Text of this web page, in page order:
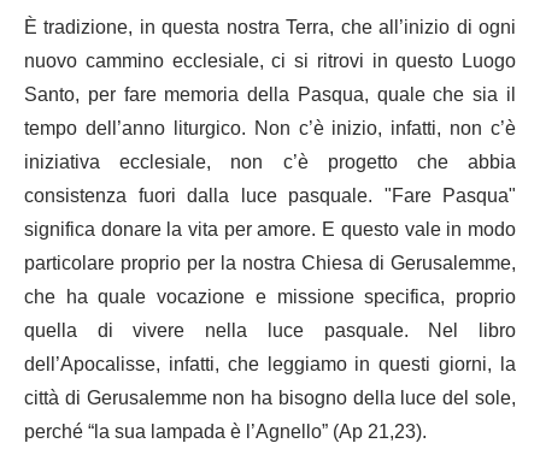
È tradizione, in questa nostra Terra, che all’inizio di ogni
nuovo cammino ecclesiale, ci si ritrovi in questo Luogo
Santo, per fare memoria della Pasqua, quale che sia il
tempo dell’anno liturgico. Non c’è inizio, infatti, non c’è
iniziativa ecclesiale, non c’è progetto che abbia
consistenza fuori dalla luce pasquale. "Fare Pasqua"
significa donare la vita per amore. E questo vale in modo
particolare proprio per la nostra Chiesa di Gerusalemme,
che ha quale vocazione e missione specifica, proprio
quella di vivere nella luce pasquale. Nel libro
dell’Apocalisse, infatti, che leggiamo in questi giorni, la
città di Gerusalemme non ha bisogno della luce del sole,
perché “la sua lampada è l’Agnello” (Ap 21,23).